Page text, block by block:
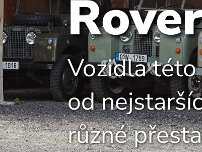
Vozidla
od
různé